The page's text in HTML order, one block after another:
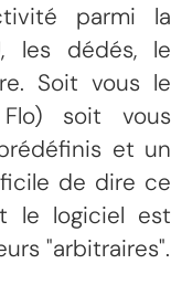
parmi la
les dédés, le
Soit vous le
soit vous
et un
de dire ce
le logiciel est
"arbitraires".